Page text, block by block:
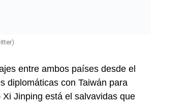
entre ambos países desde el
diplomáticas con Taiwán para
Jinping está el salvavidas que